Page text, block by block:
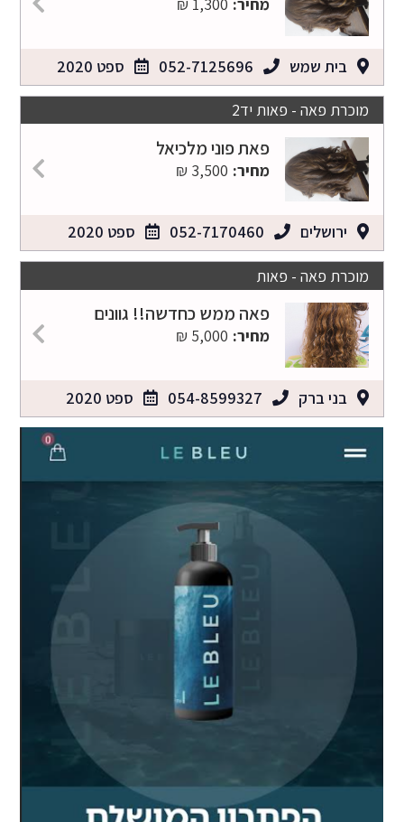
מחיר: 1,300 ₪
בית שמש 052-7125696 ספט 2020
מוכרת פאה - פאות יד2
פאת פוני מלכיאל
מחיר: 3,500 ₪
ירושלים 052-7170460 ספט 2020
מוכרת פאה - פאות
פאה ממש כחדשה!! גוונים
מחיר: 5,000 ₪
בני ברק 054-8599327 ספט 2020